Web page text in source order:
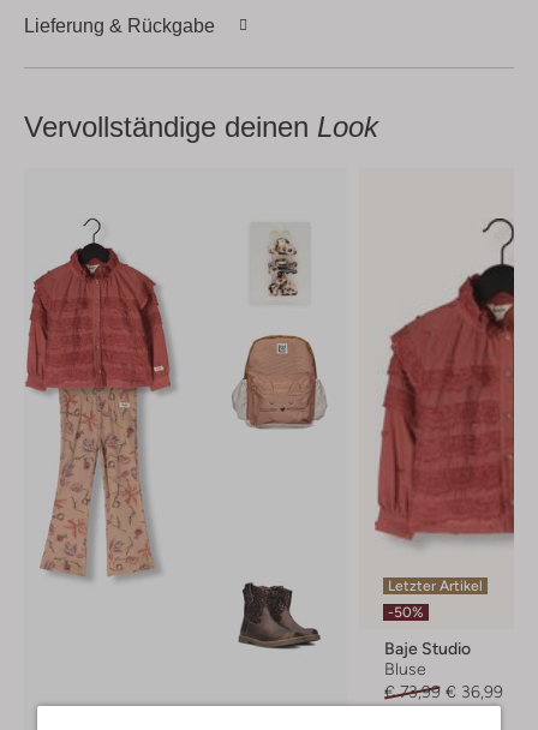
Lieferung & Rückgabe
Vervollständige deinen Look
Letzter Artikel
-50%
Baje Studio
Bluse
€ 73,99 € 36,99